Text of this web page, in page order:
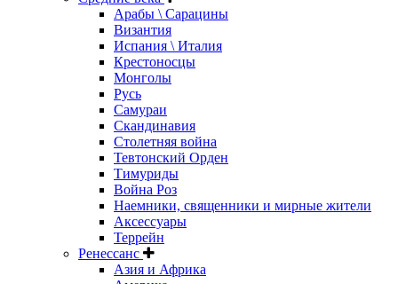
Арабы \ Сарацины
Византия
Испания \ Италия
Крестоносцы
Монголы
Русь
Самураи
Скандинавия
Столетняя война
Тевтонский Орден
Тимуриды
Война Роз
Наемники, священники и мирные жители
Аксессуары
Террейн
Ренессанс
Азия и Африка